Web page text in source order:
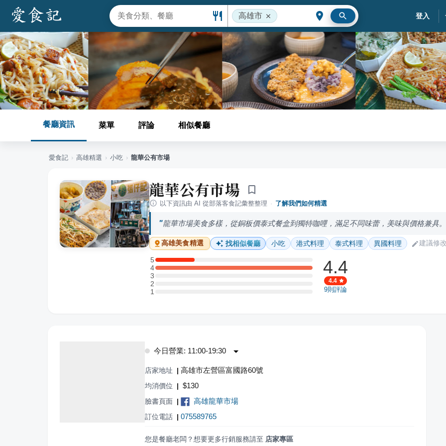
高雄市 登入
餐廳資訊 菜單 評論 相似餐廳
愛食記 › 高雄精選 › 小吃 › 龍華公有市場
龍華公有市場
以下資訊由 AI 從部落客食記彙整整理 · 了解我們如何精選
龍華市場美食多樣，從銅板價泰式餐盒到獨特咖哩，滿足不同味蕾，美味與價格兼具。
高雄美食精選 找相似餐廳 小吃 港式料理 泰式料理 異國料理 建議修
5
5 星：1 則評論
4
4 星：4 則評論
3
3 星：0 則評論
2
2 星：0 則評論
11 星：0 則評論
4.4
4.4
9則評論
今日營業: 11:00-19:30
店家地址 | 高雄市左營區富國路60號
均消價位 | $130
臉書頁面 | 高雄龍華市場
訂位電話 | 075589765
您是餐廳老闆？想要更多行銷服務請至 店家專區